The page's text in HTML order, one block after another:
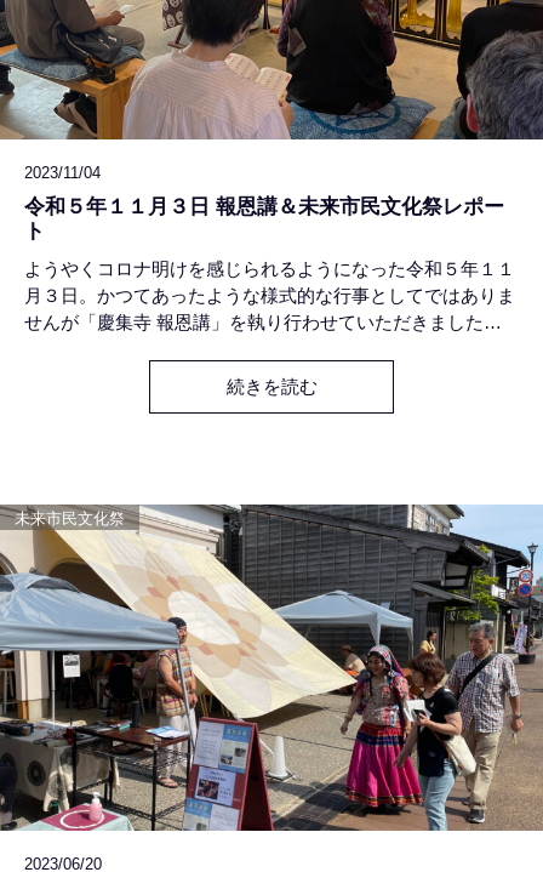
2023/11/04
令和５年１１月３日 報恩講＆未来市民文化祭レポー
ト
ようやくコロナ明けを感じられるようになった令和５年１１
月３日。かつてあったような様式的な行事としてではありま
せんが「慶集寺 報恩講」を執り行わせていただきました。
補助席が必要になるほどに満堂になったことは、本当にうれ
しいこと。慶集寺住職が「観音菩薩」を法題にお話しさせて
続きを読む
未来市民文化祭
2023/06/20